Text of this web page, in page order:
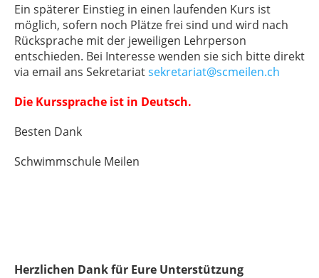
Ein späterer Einstieg in einen laufenden Kurs ist
möglich, sofern noch Plätze frei sind und wird nach
Rücksprache mit der jeweiligen Lehrperson
entschieden. Bei Interesse wenden sie sich bitte direkt
via email ans Sekretariatsekretariat@scmeilen.ch
Die Kurssprache ist in Deutsch.
Besten Dank
Schwimmschule Meilen
Herzlichen Dank für Eure Unterstützung